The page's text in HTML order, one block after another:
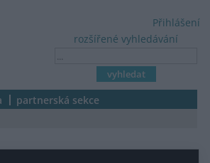
rozšířené vyhledávání
Přihlášení
partnerská sekce